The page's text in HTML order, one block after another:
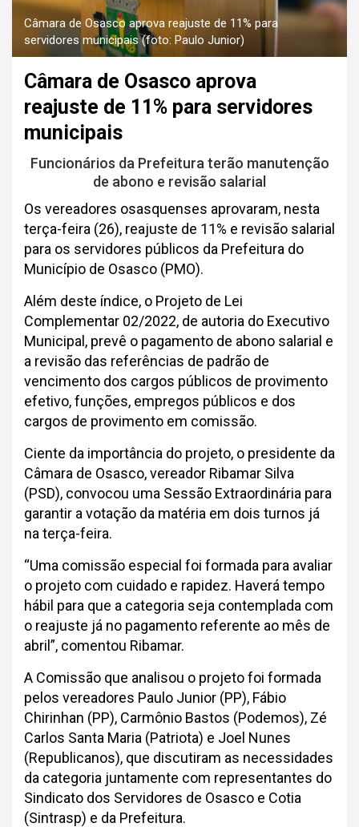
Câmara de Osasco aprova reajuste de 11% para
servidores municipais (foto: Paulo Junior)
Câmara de Osasco aprova
reajuste de 11% para servidores
municipais
Funcionários da Prefeitura terão manutenção
de abono e revisão salarial
Os vereadores osasquenses aprovaram, nesta
terça-feira (26), reajuste de 11% e revisão salarial
para os servidores públicos da Prefeitura do
Município de Osasco (PMO).
Além deste índice, o Projeto de Lei
Complementar 02/2022, de autoria do Executivo
Municipal, prevê o pagamento de abono salarial e
a revisão das referências de padrão de
vencimento dos cargos públicos de provimento
efetivo, funções, empregos públicos e dos
cargos de provimento em comissão.
Ciente da importância do projeto, o presidente da
Câmara de Osasco, vereador Ribamar Silva
(PSD), convocou uma Sessão Extraordinária para
garantir a votação da matéria em dois turnos já
na terça-feira.
“Uma comissão especial foi formada para avaliar
o projeto com cuidado e rapidez. Haverá tempo
hábil para que a categoria seja contemplada com
o reajuste já no pagamento referente ao mês de
abril”, comentou Ribamar.
A Comissão que analisou o projeto foi formada
pelos vereadores Paulo Junior (PP), Fábio
Chirinhan (PP), Carmônio Bastos (Podemos), Zé
Carlos Santa Maria (Patriota) e Joel Nunes
(Republicanos), que discutiram as necessidades
da categoria juntamente com representantes do
Sindicato dos Servidores de Osasco e Cotia
(Sintrasp) e da Prefeitura.